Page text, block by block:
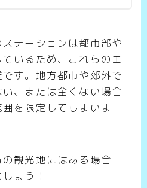
テーションは都市部や
いるため、これらのエ
す。地方都市や郊外で
、または全くない場合
を限定してしまいま
観光地にはある場合
ょう！